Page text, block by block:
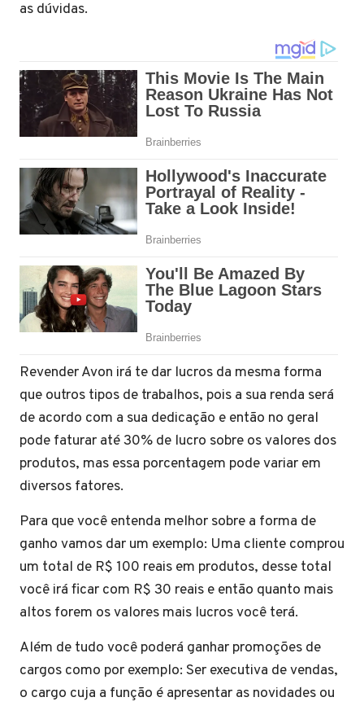
as dúvidas.
Revender Avon irá te dar lucros da mesma forma
que outros tipos de trabalhos, pois a sua renda será
de acordo com a sua dedicação e então no geral
pode faturar até 30% de lucro sobre os valores dos
produtos, mas essa porcentagem pode variar em
diversos fatores.
Para que você entenda melhor sobre a forma de
ganho vamos dar um exemplo: Uma cliente comprou
um total de R$ 100 reais em produtos, desse total
você irá ficar com R$ 30 reais e então quanto mais
altos forem os valores mais lucros você terá.
Além de tudo você poderá ganhar promoções de
cargos como por exemplo: Ser executiva de vendas,
o cargo cuja a função é apresentar as novidades ou